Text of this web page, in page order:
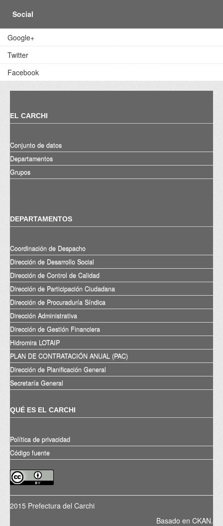
Social
Google+
Twitter
Facebook
EL CARCHI
Conjunto de datos
Departamentos
Grupos
DEPARTAMENTOS
Coordinación de Despacho
Dirección de Desarrollo Social
Dirección de Control de Calidad
Dirección de Participación Ciudadana
Dirección de Procuraduría Síndica
Dirección Administrativa
Dirección de Gestión Financiera
Hidromira LOTAIP
PLAN DE CONTRATACIÓN ANUAL (PAC)
Dirección de Planificación General
Secretaría General
QUÉ ES EL CARCHI
Política de privacidad
Código fuente
2015 Prefectura del Carchi
Basado en CKAN.